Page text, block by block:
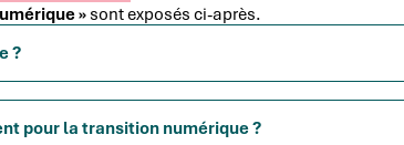
» sont exposés ci-après.
?
pour la transition numérique ?